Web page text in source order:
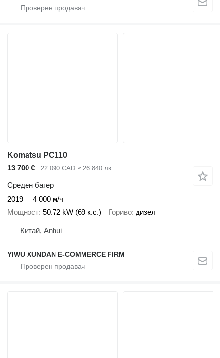
Komatsu PC110
13 700 €
22 090 CAD ≈ 26 840 лв.
Среден багер
2019
4 000 м/ч
Мощност 50.72 kW (69 к.с.) Гориво дизел
Китай, Anhui
YIWU XUNDAN E-COMMERCE FIRM